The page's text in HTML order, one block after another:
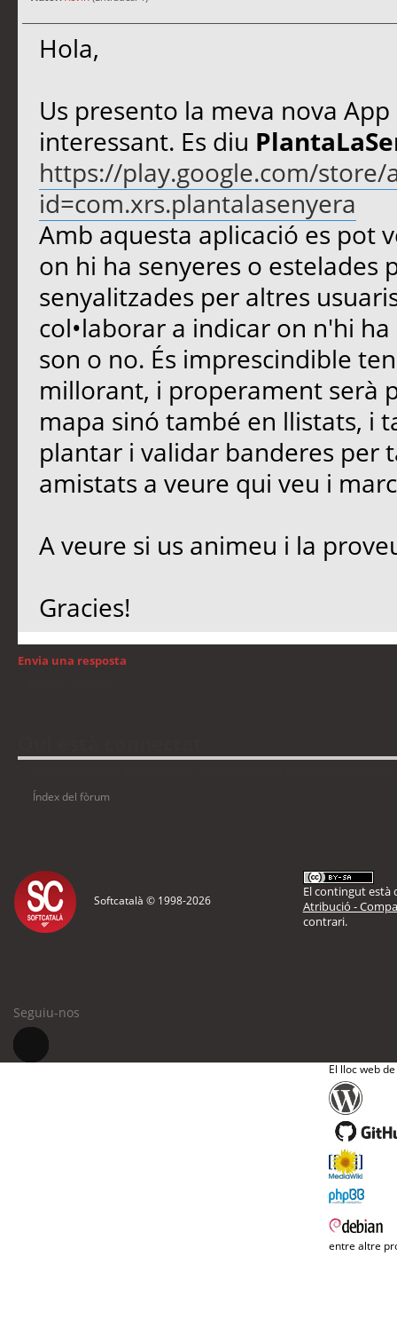
Hola,
Us presento la meva nova
interessant. Es diu
https://play.google.com/store/
id=com.xrs.plantalasenyera
Amb aquesta aplicació es pot
on hi ha senyeres o estelades
senyalitzades per altres
col•laborar a indicar on n'hi
son o no. És imprescindible
millorant, i properament serà
mapa sinó també en llistats, i
plantar i validar banderes per
amistats a veure qui veu i
A veure si us animeu i la
Gracies!
Envia una resposta
Índex del fòrum
Softcatalà © 1998-2026
El contingut està
Atribució -
contrari.
Seguiu-nos
El lloc web
entre altre